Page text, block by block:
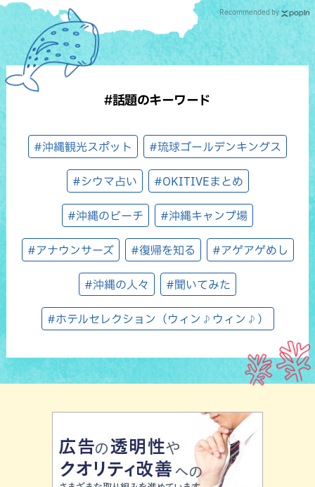
Recommended by
#話題のキーワード
#沖縄観光スポット #琉球ゴールデンキングス
#シウマ占い #OKITIVEまとめ
#沖縄のビーチ #沖縄キャンプ場
#アナウンサーズ #復帰を知る #アゲアゲめし
#沖縄の人々 #聞いてみた
#ホテルセレクション（ウィン♪ウィン♪）